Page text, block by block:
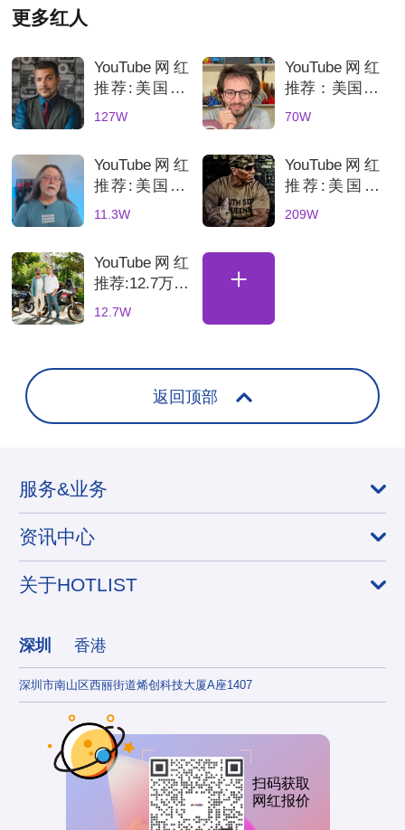
更多红人
YouTube网红
推荐:美国3C
科技数码测评
127W
YouTube网红
推荐：美国70
万粉丝3D打
评测账号解析
70W
YouTube网红
推荐:美国3D
打印机深度测
11.3W
YouTube网红
推荐:美国科
技网红高互动
209W
YouTube网红
推荐:12.7万粉
丝土耳其骑行
牌合
12.7W
+
返回顶部
服务&业务
资讯中心
关于HOTLIST
深圳 香港
深圳市南山区西丽街道烯创科技大厦A座1407
扫码获取
网红报价